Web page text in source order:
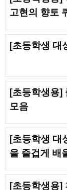
고현의 향토
[초등학생 대
[초등학생용]
모음
[초등학생 대
을 즐겁게 배
[초등학생용]